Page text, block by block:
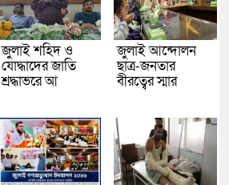
জুলাই শহিদ ও
যোদ্ধাদের জাতি
শ্রদ্ধাভরে আ
জুলাই আন্দোলন
ছাত্র-জনতার
বীরত্বের স্মার